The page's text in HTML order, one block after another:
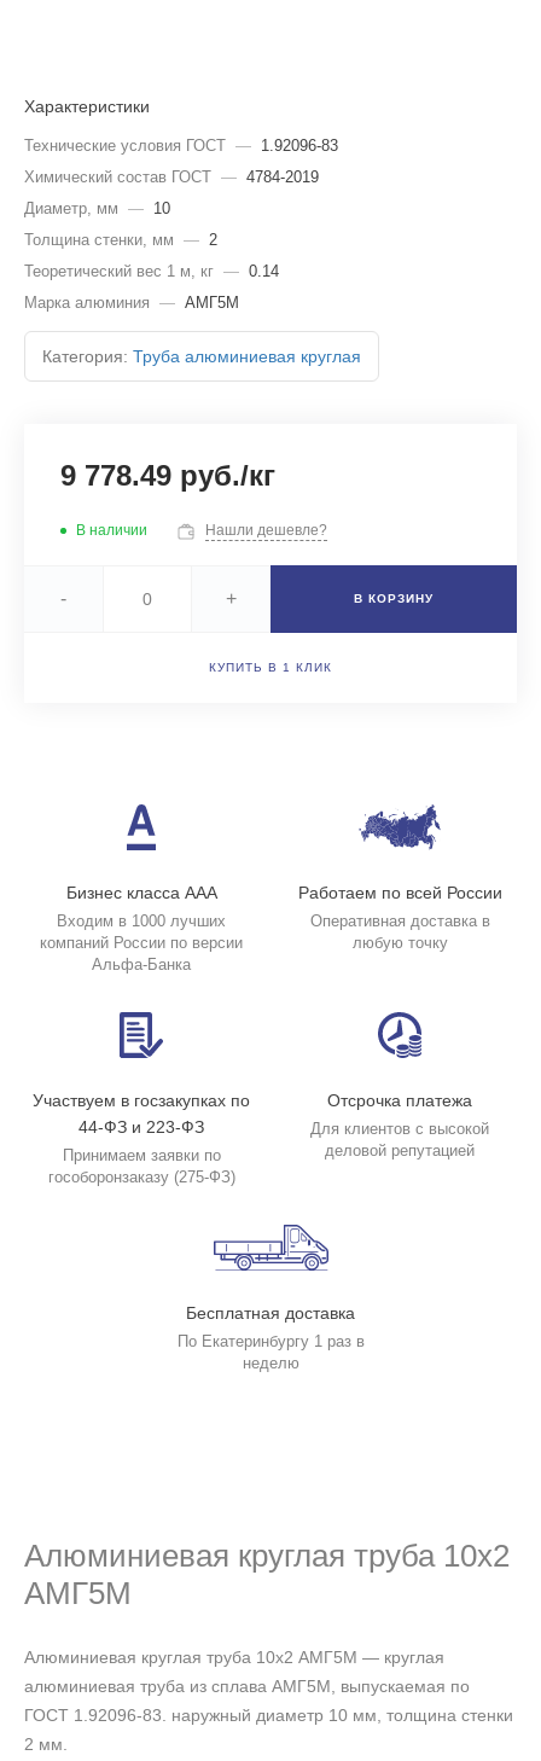
Характеристики
Технические условия ГОСТ — 1.92096-83
Химический состав ГОСТ — 4784-2019
Диаметр, мм — 10
Толщина стенки, мм — 2
Теоретический вес 1 м, кг — 0.14
Марка алюминия — АМГ5М
Категория: Труба алюминиевая круглая
9 778.49 руб./кг
В наличии Нашли дешевле?
- + В КОРЗИНУ
КУПИТЬ В 1 КЛИК
Бизнес класса ААА
Входим в 1000 лучших
компаний России по версии
Альфа-Банка
Работаем по всей России
Оперативная доставка в
любую точку
Участвуем в госзакупках по
44-ФЗ и 223-ФЗ
Принимаем заявки по
гособоронзаказу (275-ФЗ)
Отсрочка платежа
Для клиентов с высокой
деловой репутацией
Бесплатная доставка
По Екатеринбургу 1 раз в
неделю
Алюминиевая круглая труба 10х2
АМГ5М
Алюминиевая круглая труба 10х2 АМГ5М — круглая
алюминиевая труба из сплава АМГ5М, выпускаемая по
ГОСТ 1.92096-83. наружный диаметр 10 мм, толщина стенки
2 мм.